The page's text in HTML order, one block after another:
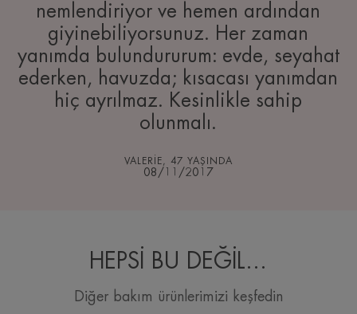
nemlendiriyor ve hemen ardından
giyinebiliyorsunuz. Her zaman
yanımda bulundururum: evde, seyahat
ederken, havuzda; kısacası yanımdan
hiç ayrılmaz. Kesinlikle sahip
olunmalı.
VALERIE, 47 YAŞINDA
08/11/2017
HEPSİ BU DEĞİL...
Diğer bakım ürünlerimizi keşfedin